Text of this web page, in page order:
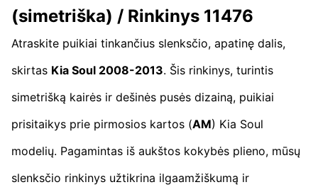
(simetriška) / Rinkinys 11476
Atraskite puikiai tinkančius slenksčio, apatinę dalis,
skirtas Kia Soul 2008-2013. Šis rinkinys, turintis
simetrišką kairės ir dešinės pusės dizainą, puikiai
prisitaikys prie pirmosios kartos (AM) Kia Soul
modelių. Pagamintas iš aukštos kokybės plieno, mūsų
slenksčio rinkinys užtikrina ilgaamžiškumą ir